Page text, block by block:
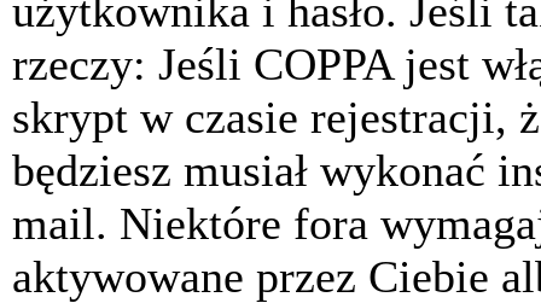
użytkownika i hasło. Jeśli
rzeczy: Jeśli COPPA jest
skrypt w czasie rejestracji,
będziesz musiał wykonać
mail. Niektóre fora
aktywowane przez Ciebie